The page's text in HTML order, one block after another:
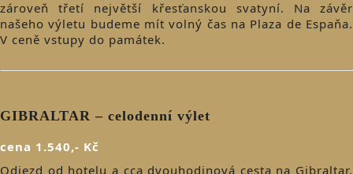
zároveň třetí největší křesťanskou svatyní. Na závěr
našeho výletu budeme mít volný čas na Plaza de Espaňa.
V ceně vstupy do památek.
GIBRALTAR – celodenní výlet
cena 1.540,- Kč
Odjezd od hotelu a cca dvouhodinová cesta na Gibraltar.